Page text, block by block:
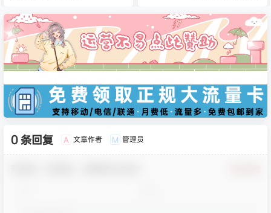
0 条回复 A 文章作者 M 管理员